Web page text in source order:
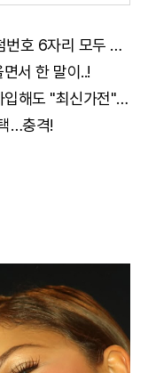
...관계자 실수로 "비상"!
서 한 말이..!
착순 100% 무료 경품지원!!
…충격!